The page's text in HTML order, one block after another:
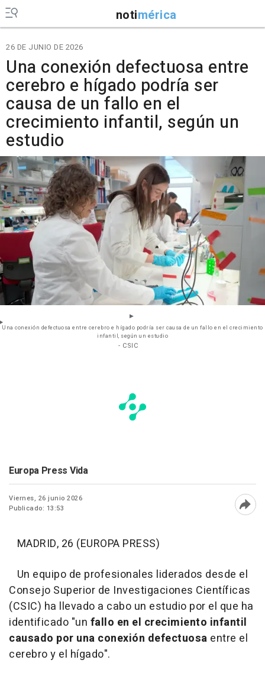
notimérica
26 DE JUNIO DE 2026
Una conexión defectuosa entre
cerebro e hígado podría ser
causa de un fallo en el
crecimiento infantil, según un
estudio
Una conexión defectuosa entre cerebro e hígado podría ser causa de un fallo en el crecimiento
infantil, según un estudio
- CSIC
Europa Press Vida
Viernes, 26 junio 2026
Publicado: 13:53
MADRID, 26 (EUROPA PRESS)
Un equipo de profesionales liderados desde el
Consejo Superior de Investigaciones Científicas
(CSIC) ha llevado a cabo un estudio por el que ha
identificado "un fallo en el crecimiento infantil
causado por una conexión defectuosa entre el
cerebro y el hígado".